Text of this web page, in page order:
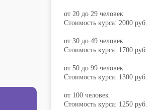
от 20 до 29 человек
Стоимость курса: 2000 руб.
от 30 до 49 человек
Стоимость курса: 1700 руб.
от 50 до 99 человек
Стоимость курса: 1300 руб.
от 100 человек
Стоимость курса: 1250 руб.